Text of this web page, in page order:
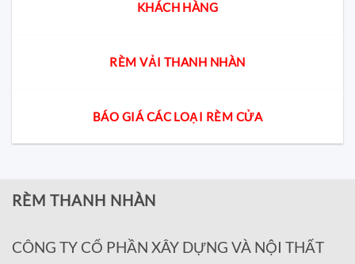
KHÁCH HÀNG
RÈM VẢI THANH NHÀN
BÁO GIÁ CÁC LOẠI RÈM CỬA
RÈM THANH NHÀN
CÔNG TY CỔ PHẦN XÂY DỰNG VÀ NỘI THẤT